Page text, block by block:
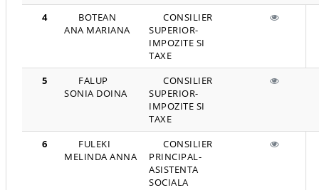
4
BOTEAN
ANA MARIANA
CONSILIER
SUPERIOR-
IMPOZITE SI
TAXE
5
FALUP
SONIA DOINA
CONSILIER
SUPERIOR-
IMPOZITE SI
TAXE
6
FULEKI
MELINDA ANNA
CONSILIER
PRINCIPAL-
ASISTENTA
SOCIALA